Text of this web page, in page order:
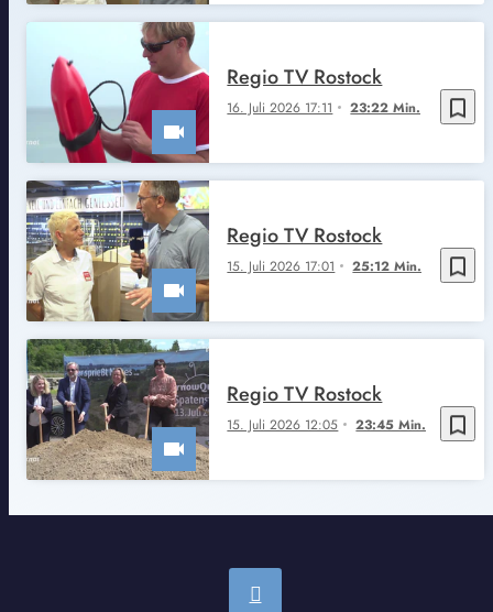
bookmark_border
16. Juli 2026 17:11 23:22 Min.
Regio TV Rostock
bookmark_border
15. Juli 2026 17:01 25:12 Min.
Regio TV Rostock
bookmark_border
15. Juli 2026 12:05 23:45 Min.
Regio TV Rostock